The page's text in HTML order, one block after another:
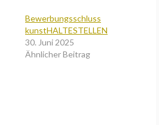
Bewerbungsschluss
kunstHALTESTELLEN
30. Juni 2025
Ähnlicher Beitrag